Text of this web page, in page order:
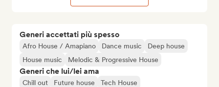
Generi accettati più spesso
Afro House / Amapiano Dance music
Deep house
House music
Melodic & Progressive House
Generi che lui/lei ama
Chill out Future house Tech House